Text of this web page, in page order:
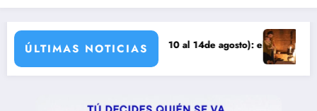
ÚLTIMAS NOTICIAS
DE LIBERTAD’ (del 10 al 14de agosto): el secreto de Tasio
Avance